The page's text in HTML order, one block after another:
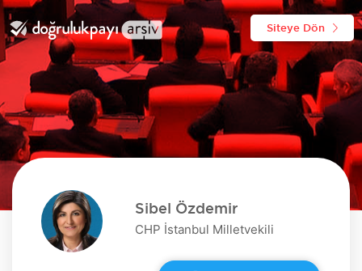
Siteye Dön
Sibel Özdemir
CHP İstanbul Milletvekili